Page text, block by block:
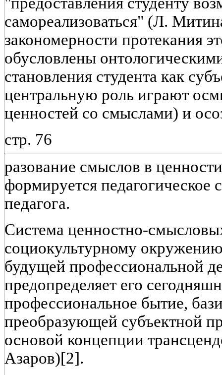
самореализоваться" (Л.
закономерности протекания
обусловлены
становления студента как
центральную роль играют
ценностей со смыслами) и
стр. 76
разование смыслов в
формируется педагогическое
педагога.
Система ценностно-
социокультурному
будущей профессиональной
предопределяет его
профессиональное бытие,
преобразующей субъектной
основой концепции
Азаров)[2].